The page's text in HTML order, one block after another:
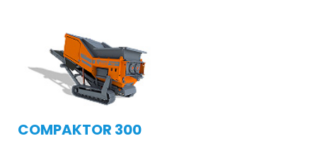
COMPAKTOR 300